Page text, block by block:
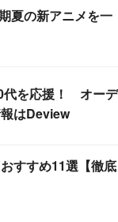
夏の新アニメを一
代を応援！ オーデ
はDeview
すすめ11選【徹底